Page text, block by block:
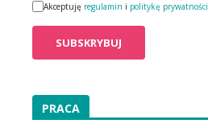
Akceptuję regulamin i politykę prywatności
PRACA